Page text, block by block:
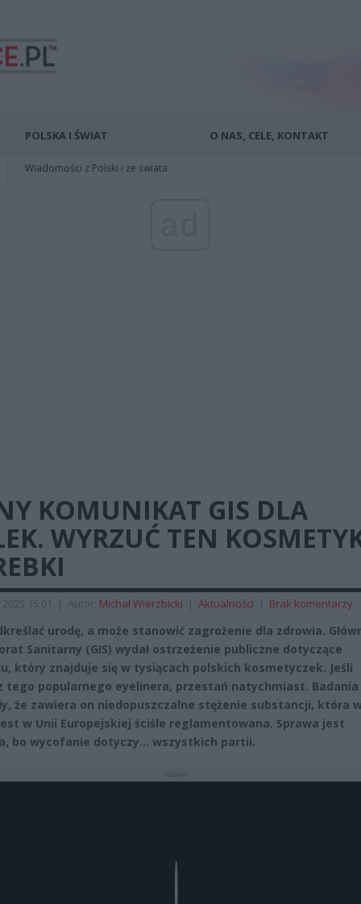
POLSKA I ŚWIAT
Wiadomości z Polski i ze świata
O NAS, CELE, KONTAKT
KOMUNIKAT GIS DLA
WYRZUĆ TEN
15:01 | Autor: Michał Wierzbicki | Aktualności | Brak komentarzy
urodę, a może stanowić zagrożenie dla zdrowia.
Sanitarny (GIS) wydał ostrzeżenie publiczne dotyczące
który znajduje się w tysiącach polskich kosmetyczek. Jeśli
tego popularnego eyelinera, przestań natychmiast. Badania
że zawiera on niedopuszczalne stężenie substancji, która
w Unii Europejskiej ściśle reglamentowana. Sprawa jest
bo wycofanie dotyczy… wszystkich partii.